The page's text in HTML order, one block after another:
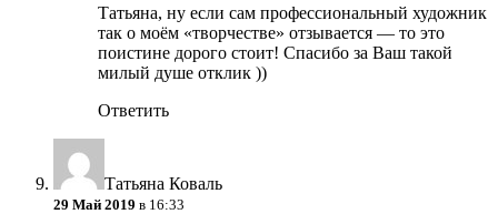
Татьяна, ну если сам профессиональный художник
так о моём «творчестве» отзывается — то это
поистине дорого стоит! Спасибо за Ваш такой
милый душе отклик ))
Ответить
Татьяна Коваль
29 Май 2019 в 16:33